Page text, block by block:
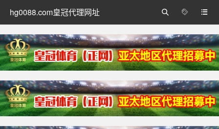
hg0088.com皇冠代理网址 

